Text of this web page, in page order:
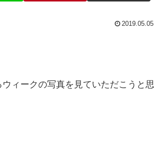
2019.05.05
ィークの写真を見ていただこうと思